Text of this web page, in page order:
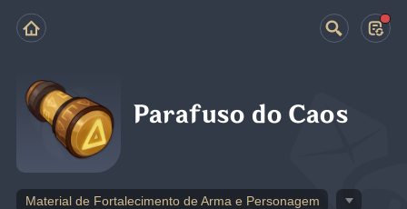
Parafuso do Caos
Material de Fortalecimento de Arma e Personagem